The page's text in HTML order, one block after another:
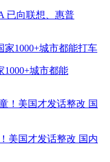
已向联想、惠普
1000+城市都能
美国才发话整改 国内